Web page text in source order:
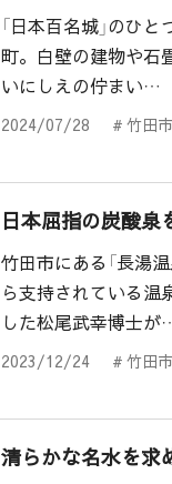
「日本百名城」のひ
町。白壁の建物や石
いにしえの佇まい…
2024/07/28 # 竹田市
日本屈指の炭酸泉
竹田市にある「長湯
ら支持されている温
した松尾武幸博士が
2023/12/24 # 竹田市
清らかな名水を求